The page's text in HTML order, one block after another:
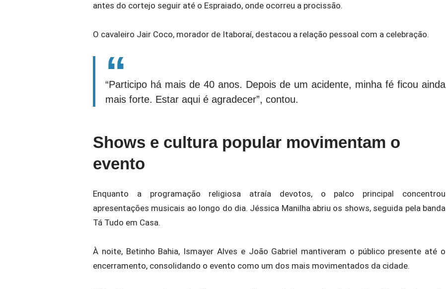
antes do cortejo seguir até o Espraiado, onde ocorreu a procissão.
O cavaleiro Jair Coco, morador de Itaboraí, destacou a relação pessoal com a celebração.
“Participo há mais de 40 anos. Depois de um acidente, minha fé ficou ainda
mais forte. Estar aqui é agradecer”, contou.
Shows e cultura popular movimentam o
evento
Enquanto a programação religiosa atraía devotos, o palco principal concentrou
apresentações musicais ao longo do dia. Jéssica Manilha abriu os shows, seguida pela banda
Tá Tudo em Casa.
À noite, Betinho Bahia, Ismayer Alves e João Gabriel mantiveram o público presente até o
encerramento, consolidando o evento como um dos mais movimentados da cidade.